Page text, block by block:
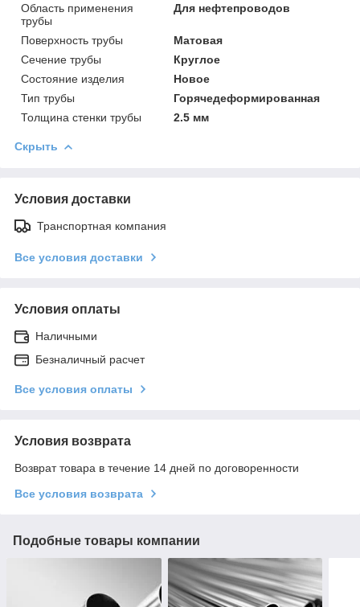
Область применения
трубы
Для нефтепроводов
Поверхность трубы
Матовая
Сечение трубы
Круглое
Состояние изделия
Новое
Тип трубы
Горячедеформированная
Толщина стенки трубы
2.5 мм
Скрыть
Условия доставки
Транспортная компания
Все условия доставки
Условия оплаты
Наличными
Безналичный расчет
Все условия оплаты
Условия возврата
Возврат товара в течение 14 дней по договоренности
Все условия возврата
Подобные товары компании